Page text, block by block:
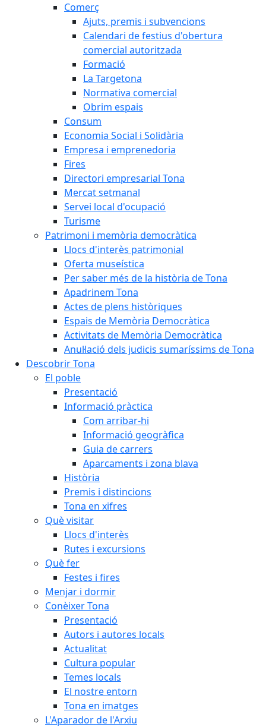
Comerç
Ajuts, premis i subvencions
Calendari de festius d'obertura
comercial autoritzada
Formació
La Targetona
Normativa comercial
Obrim espais
Consum
Economia Social i Solidària
Empresa i emprenedoria
Fires
Directori empresarial Tona
Mercat setmanal
Servei local d'ocupació
Turisme
Patrimoni i memòria democràtica
Llocs d'interès patrimonial
Oferta museística
Per saber més de la història de Tona
Apadrinem Tona
Actes de plens històriques
Espais de Memòria Democràtica
Activitats de Memòria Democràtica
Anul·lació dels judicis sumaríssims de Tona
Descobrir Tona
El poble
Presentació
Informació pràctica
Com arribar-hi
Informació geogràfica
Guia de carrers
Aparcaments i zona blava
Història
Premis i distincions
Tona en xifres
Què visitar
Llocs d'interès
Rutes i excursions
Què fer
Festes i fires
Menjar i dormir
Conèixer Tona
Presentació
Autors i autores locals
Actualitat
Cultura popular
Temes locals
El nostre entorn
Tona en imatges
L'Aparador de l'Arxiu